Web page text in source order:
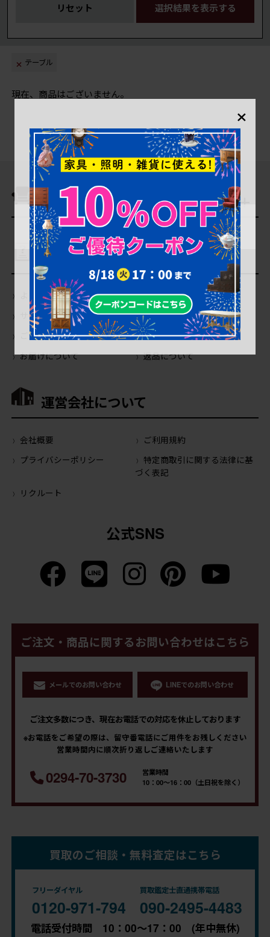
リセット 選択結果を表示する
テーブル
現在、商品はございません。
商品を探す
ご利用ガイド
よくあるご質問（Q＆A）
当店の商品について
サイトの使い方について
会員登録・特典について
ご注文について
お支払いについて
お届けについて
返品について
運営会社について
会社概要
ご利用規約
プライバシーポリシー
特定商取引に関する法律に基
づく表記
リクルート
公式SNS
ご注文・商品に関するお問い合わせはこちら
メールでのお問い合わせ LINEでのお問い合わせ
ご注文多数につき、現在お電話での対応を休止しております
※お電話をご希望の際は、留守番電話にご用件をお残しください
営業時間内に順次折り返しご連絡いたします
0294-70-3730
営業時間
10：00～16：00（土日祝を除く）
買取のご相談・無料査定はこちら
フリーダイヤル
0120-971-794
買取鑑定士直通携帯電話
090-2495-4483
電話受付時間 10：00～17：00 (年中無休)
×